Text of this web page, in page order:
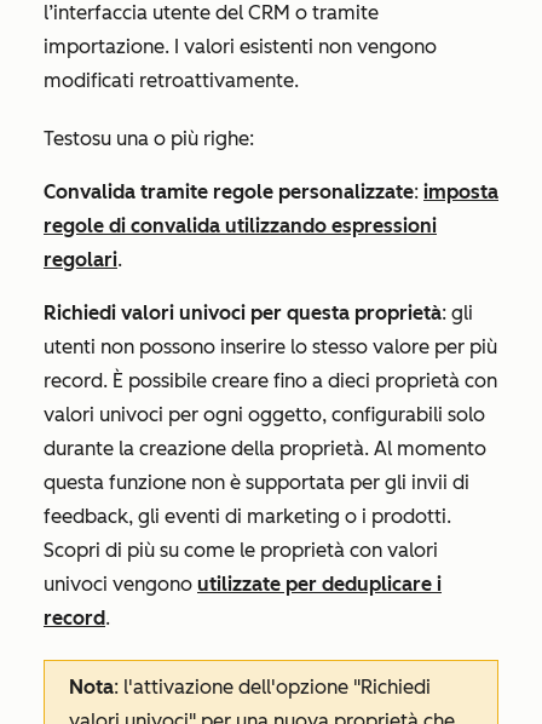
l’interfaccia utente del CRM o tramite
importazione. I valori esistenti non vengono
modificati retroattivamente.
Testosu una o più righe:
Convalida tramite regole personalizzate: imposta
regole di convalida utilizzando espressioni
regolari.
Richiedi valori univoci per questa proprietà: gli
utenti non possono inserire lo stesso valore per più
record. È possibile creare fino a dieci proprietà con
valori univoci per ogni oggetto, configurabili solo
durante la creazione della proprietà. Al momento
questa funzione non è supportata per gli invii di
feedback, gli eventi di marketing o i prodotti.
Scopri di più su come le proprietà con valori
univoci vengono utilizzate per deduplicare i
record.
Nota: l'attivazione dell'opzione "Richiedi